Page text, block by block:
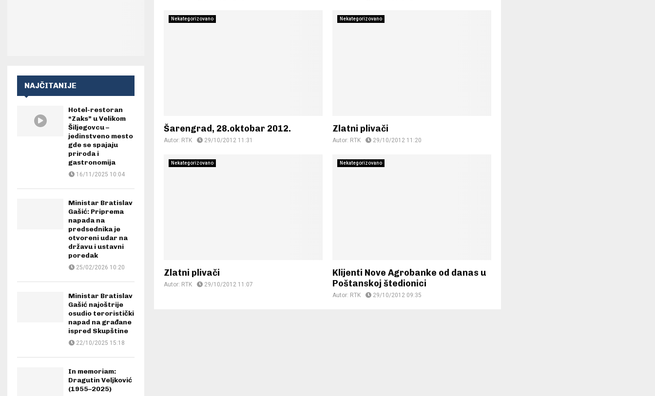
Nekategorizovano
Šarengrad, 28.oktobar 2012.
Autor: RTK 29/10/2012 11:31
Nekategorizovano
Zlatni plivači
Autor: RTK 29/10/2012 11:20
Nekategorizovano
Zlatni plivači
Autor: RTK 29/10/2012 11:07
Nekategorizovano
Klijenti Nove Agrobanke od danas u
Poštanskoj štedionici
Autor: RTK 29/10/2012 09:35
NAJČITANIJE
Hotel-restoran
“Zaks” u Velikom
Šiljegovcu –
jedinstveno mesto
gde se spajaju
priroda i
gastronomija
16/11/2025 10:04
Ministar Bratislav
Gašić: Priprema
napada na
predsednika je
otvoreni udar na
državu i ustavni
poredak
25/02/2026 10:20
Ministar Bratislav
Gašić najoštrije
osudio teroristički
napad na građane
ispred Skupštine
22/10/2025 15:18
In memoriam:
Dragutin Veljković
(1955–2025)